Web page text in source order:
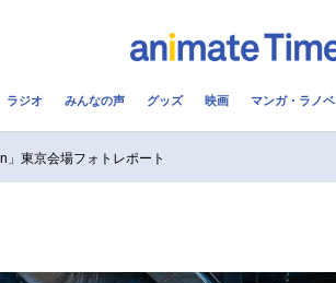
アニメ映画一覧
ラジオ みんなの声 グッズ 映画 マンガ・ラノベ
東京会場フォトレポート